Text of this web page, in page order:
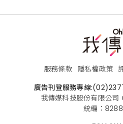
服務條款 隱私權政策
廣告刊登服務專線:
我傳媒科技股份有限公司
統編：